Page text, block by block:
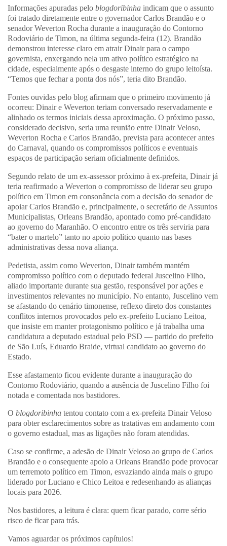
Informações apuradas pelo blogdoribinha indicam que o assunto
foi tratado diretamente entre o governador Carlos Brandão e o
senador Weverton Rocha durante a inauguração do Contorno
Rodoviário de Timon, na última segunda-feira (12). Brandão
demonstrou interesse claro em atrair Dinair para o campo
governista, enxergando nela um ativo político estratégico na
cidade, especialmente após o desgaste interno do grupo leitoísta.
“Temos que fechar a ponta dos nós”, teria dito Brandão.
Fontes ouvidas pelo blog afirmam que o primeiro movimento já
ocorreu: Dinair e Weverton teriam conversado reservadamente e
alinhado os termos iniciais dessa aproximação. O próximo passo,
considerado decisivo, seria uma reunião entre Dinair Veloso,
Weverton Rocha e Carlos Brandão, prevista para acontecer antes
do Carnaval, quando os compromissos políticos e eventuais
espaços de participação seriam oficialmente definidos.
Segundo relato de um ex-assessor próximo à ex-prefeita, Dinair já
teria reafirmado a Weverton o compromisso de liderar seu grupo
político em Timon em consonância com a decisão do senador de
apoiar Carlos Brandão e, principalmente, o secretário de Assuntos
Municipalistas, Orleans Brandão, apontado como pré-candidato
ao governo do Maranhão. O encontro entre os três serviria para
“bater o martelo” tanto no apoio político quanto nas bases
administrativas dessa nova aliança.
Pedetista, assim como Weverton, Dinair também mantém
compromisso político com o deputado federal Juscelino Filho,
aliado importante durante sua gestão, responsável por ações e
investimentos relevantes no município. No entanto, Juscelino vem
se afastando do cenário timonense, reflexo direto dos constantes
conflitos internos provocados pelo ex-prefeito Luciano Leitoa,
que insiste em manter protagonismo político e já trabalha uma
candidatura a deputado estadual pelo PSD — partido do prefeito
de São Luís, Eduardo Braide, virtual candidato ao governo do
Estado.
Esse afastamento ficou evidente durante a inauguração do
Contorno Rodoviário, quando a ausência de Juscelino Filho foi
notada e comentada nos bastidores.
O blogdoribinha tentou contato com a ex-prefeita Dinair Veloso
para obter esclarecimentos sobre as tratativas em andamento com
o governo estadual, mas as ligações não foram atendidas.
Caso se confirme, a adesão de Dinair Veloso ao grupo de Carlos
Brandão e o consequente apoio a Orleans Brandão pode provocar
um terremoto político em Timon, esvaziando ainda mais o grupo
liderado por Luciano e Chico Leitoa e redesenhando as alianças
locais para 2026.
Nos bastidores, a leitura é clara: quem ficar parado, corre sério
risco de ficar para trás.
Vamos aguardar os próximos capítulos!